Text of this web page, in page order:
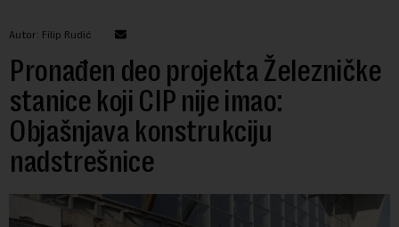
Autor: Filip Rudić
Pronađen deo projekta Železničke
stanice koji CIP nije imao:
Objašnjava konstrukciju
nadstrešnice